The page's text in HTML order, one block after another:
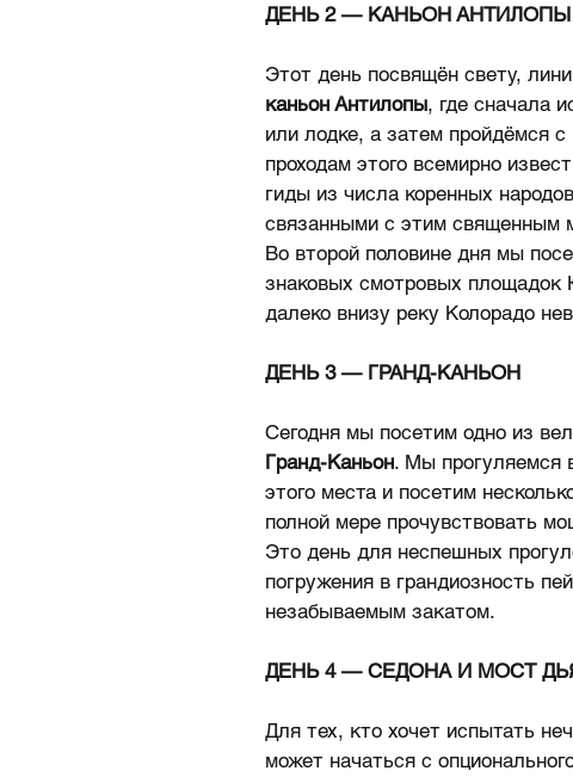
ДЕНЬ 2 — КАНЬОН
Этот день посвящён свету,
каньон Антилопы, где сначала
или лодке, а затем пройдёмся
проходам этого всемирно
гиды из числа коренных
связанными с этим священным
Во второй половине дня мы
знаковых смотровых
далеко внизу реку Колорадо
ДЕНЬ 3 — ГРАНД-КАНЬОН
Сегодня мы посетим одно из
Гранд-Каньон. Мы прогуляемся
этого места и посетим
полной мере прочувствовать
Это день для неспешных
погружения в грандиозность
незабываемым закатом.
ДЕНЬ 4 — СЕДОНА И МОСТ
Для тех, кто хочет испытать
может начаться с